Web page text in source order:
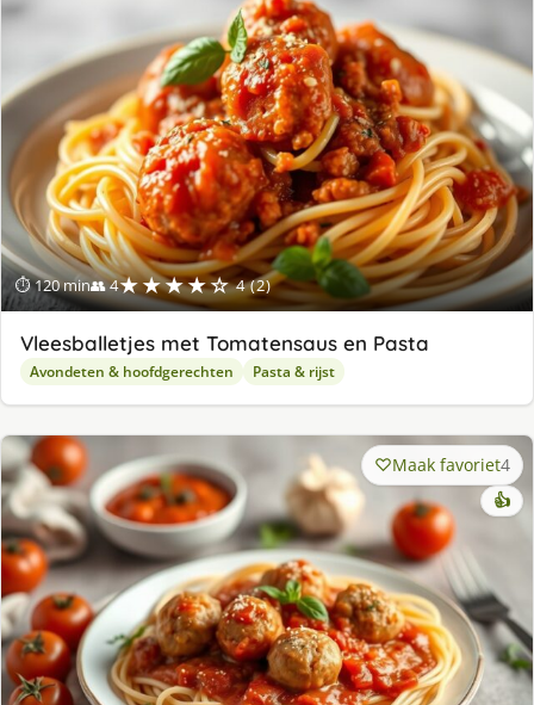
⏱ 120 min👥 4★★★★☆ 4 (2)
Vleesballetjes met Tomatensaus en Pasta
Avondeten & hoofdgerechten Pasta & rijst
Maak favoriet4
👍